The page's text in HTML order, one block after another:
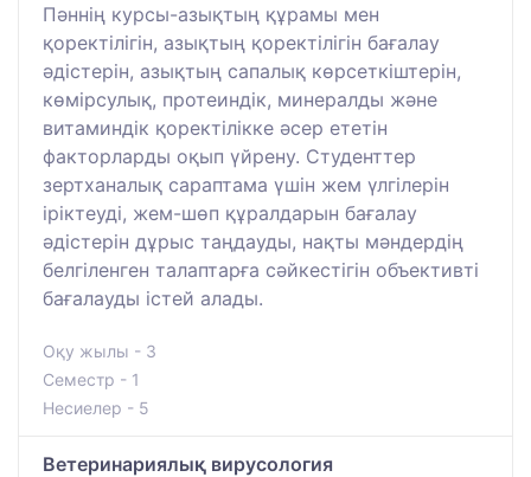
Пәннің курсы-азықтың құрамы мен
қоректілігін, азықтың қоректілігін бағалау
әдістерін, азықтың сапалық көрсеткіштерін,
көмірсулық, протеиндік, минералды және
витаминдік қоректілікке әсер ететін
факторларды оқып үйрену. Студенттер
зертханалық сараптама үшін жем үлгілерін
іріктеуді, жем-шөп құралдарын бағалау
әдістерін дұрыс таңдауды, нақты мәндердің
белгіленген талаптарға сәйкестігін объективті
бағалауды істей алады.
Оқу жылы - 3
Семестр - 1
Несиелер - 5
Ветеринариялық вирусология